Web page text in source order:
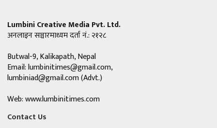
Lumbini Creative Media Pvt. Ltd.
अनलाइन सञ्चारमाध्यम दर्ता नं.: २१२८
Butwal-9, Kalikapath, Nepal
Email:lumbinitimes@gmail.com,
lumbiniad@gmail.com(Advt.)
Web: www.lumbinitimes.com
Contact Us